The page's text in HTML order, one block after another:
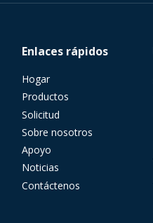
Enlaces rápidos
Hogar
Productos
Solicitud
Sobre nosotros
Apoyo
Noticias
Contáctenos